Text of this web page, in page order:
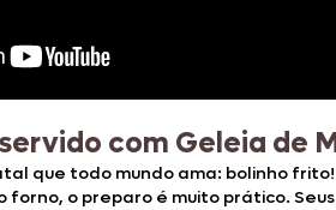
com Geleia de
que todo mundo ama: bolinho
o preparo é muito prático.